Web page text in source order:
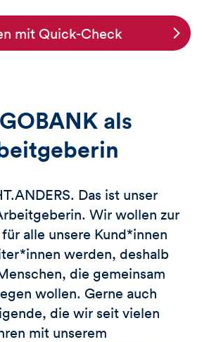
mit Quick-Check
als
Das ist unser
Wir wollen zur
alle unsere Kund*innen
werden, deshalb
die gemeinsam
wollen. Gerne auch
die wir seit vielen
mit unserem